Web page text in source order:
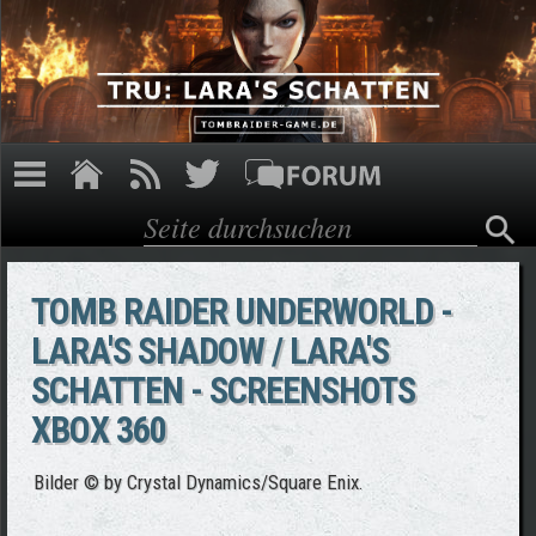
Direkt zum Inhalt
Suchformular
Suche
TOMB RAIDER UNDERWORLD -
LARA'S SHADOW / LARA'S
SCHATTEN - SCREENSHOTS
XBOX 360
Bilder © by Crystal Dynamics/Square Enix.